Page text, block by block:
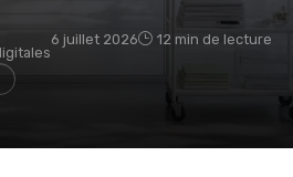
6 juillet 2026 12 min de lecture